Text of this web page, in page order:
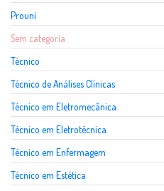
Prouni
Sem categoria
Técnico
Técnico de Análises Clínicas
Técnico em Eletromecânica
Técnico em Eletrotécnica
Técnico em Enfermagem
Técnico em Estética